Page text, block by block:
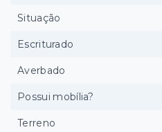
Situação
Escriturado
Averbado
Possui mobília?
Terreno